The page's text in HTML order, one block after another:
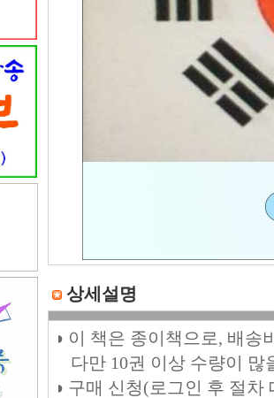
상세설명
◑ 이 책은 종이책으로, 배송
다만 10권 이상 수량이 많
◑ 구매 신청(로그인 후 절